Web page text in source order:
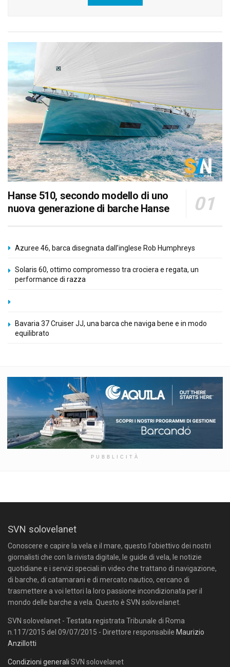
Hanse 510, secondo modello di uno
nuova generazione di barche Hanse
Azuree 46, barca disegnata dall’inglese Rob Humphreys
Solaris 60, ottimo compromesso tra crociera e regata, un
performance di razza
Bavaria 37 Cruiser JJ, una barca che naviga bene e in modo
equilibrato
PUBBLICITÀ
SVN solovelanet
Conoscere e capire la vela e il mare, questo l'obiettivo dei nostri
giornalisti che con la rivista digitale, le guide di vela, le notizie
quotidiane e i servizi speciali in video che trattano di navigazione,
di barche, di catamarani e di mercato nautico, cercano di
trasmettere a voi lettori la loro passione incondizionata per il
mondo delle barche a vela. Questo è SVN solovelanet.
SVN solovelanet - Testata registrata Tribunale di Roma
n.117/2015 del 09/07/2015 - Direttore responsabile Maurizio
Anzillotti
Condizioni generali SVN solovelanet